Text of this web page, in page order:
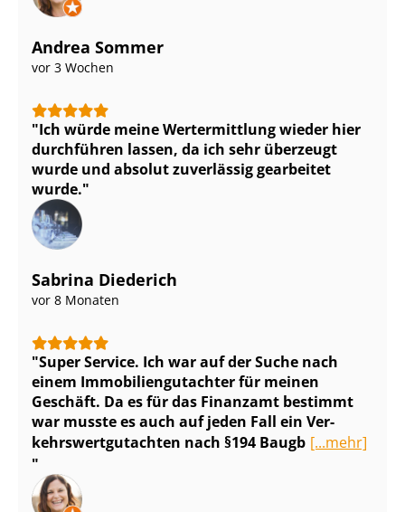
Andrea Sommer
vor 3 Wochen
Ich würde meine Wertermittlung wieder hier
durchführen lassen, da ich sehr überzeugt
wurde und absolut zuverlässig gearbeitet
wurde.
Sabrina Diederich
vor 8 Monaten
Super Service. Ich war auf der Suche nach
einem Im­mo­bi­li­en­gut­ach­ter für meinen
Geschäft. Da es für das Finanzamt bestimmt
war musste es auch auf jeden Fall ein Ver­
kehrs­wert­gut­ach­ten nach §194 Baugb [...mehr]